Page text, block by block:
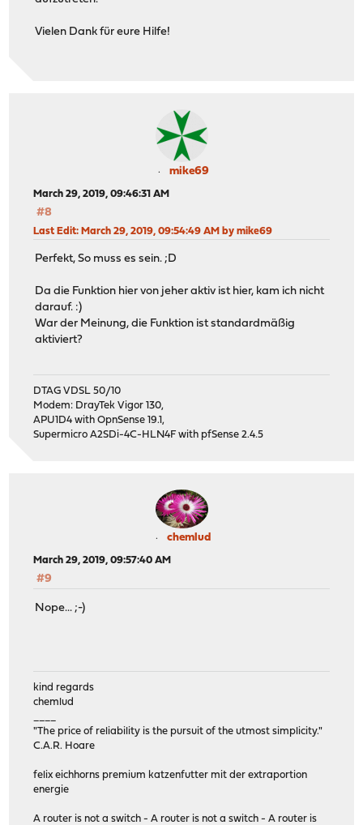
Vielen Dank für eure Hilfe!
mike69
March 29, 2019, 09:46:31 AM
#8
Last Edit: March 29, 2019, 09:54:49 AM by mike69
Perfekt, So muss es sein. ;D
Da die Funktion hier von jeher aktiv ist hier, kam ich nicht
darauf. :)
War der Meinung, die Funktion ist standardmäßig
aktiviert?
DTAG VDSL 50/10
Modem: DrayTek Vigor 130,
APU1D4 with OpnSense 19.1,
Supermicro A2SDi-4C-HLN4F with pfSense 2.4.5
chemlud
March 29, 2019, 09:57:40 AM
#9
Nope... ;-)
kind regards
chemlud
"The price of reliability is the pursuit of the utmost simplicity."
C.A.R. Hoare
felix eichhorns premium katzenfutter mit der extraportion
energie
A router is not a switch - A router is not a switch - A router is